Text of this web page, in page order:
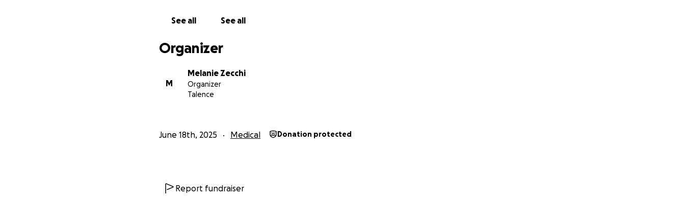
See all See all
Organizer
M
Melanie Zecchi
Organizer
Talence
June 18th, 2025 Medical Donation protected
Report fundraiser